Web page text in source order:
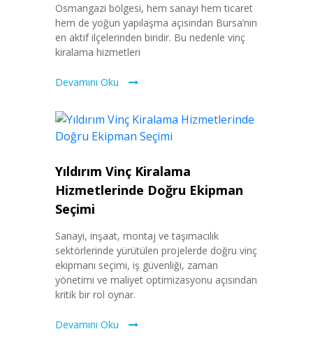
Osmangazi bölgesi, hem sanayi hem ticaret
hem de yoğun yapılaşma açısından Bursa’nın
en aktif ilçelerinden biridir. Bu nedenle vinç
kiralama hizmetleri
Devamını Oku
Yıldırım Vinç Kiralama
Hizmetlerinde Doğru Ekipman
Seçimi
Sanayi, inşaat, montaj ve taşımacılık
sektörlerinde yürütülen projelerde doğru vinç
ekipmanı seçimi, iş güvenliği, zaman
yönetimi ve maliyet optimizasyonu açısından
kritik bir rol oynar.
Devamını Oku